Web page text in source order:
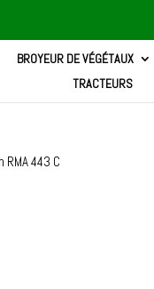
BROYEUR DE VÉGÉTAUX
TRACTEURS
443 C